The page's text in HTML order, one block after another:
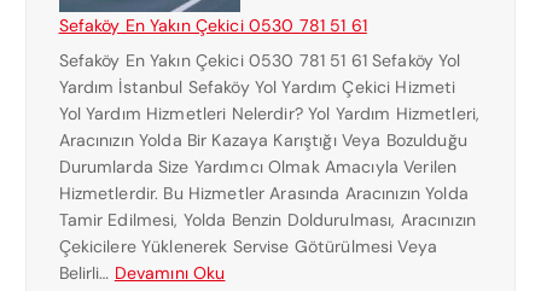
1
1
6
1
N
Y
A
K
I
N
Ç
E
K
I
C
Sefaköy En Yakın Çekici 0530 781 51 61
Sefaköy En Yakın Çekici 0530 781 51 61 Sefaköy Yol
Yardım İstanbul Sefaköy Yol Yardım Çekici Hizmeti
Yol Yardım Hizmetleri Nelerdir? Yol Yardım Hizmetleri,
Aracınızın Yolda Bir Kazaya Karıştığı Veya Bozulduğu
Durumlarda Size Yardımcı Olmak Amacıyla Verilen
Hizmetlerdir. Bu Hizmetler Arasında Aracınızın Yolda
Tamir Edilmesi, Yolda Benzin Doldurulması, Aracınızın
Çekicilere Yüklenerek Servise Götürülmesi Veya
Belirli… Devamını Oku: